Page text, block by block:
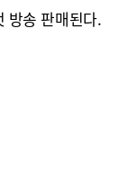
방송 판매된다.